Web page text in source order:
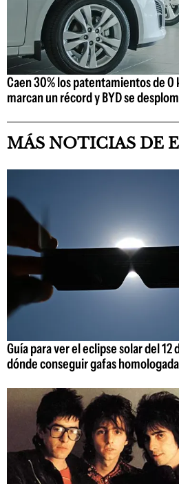
Caen 30% los patentamientos de
marcan un récord y BYD se
MÁS NOTICIAS DE
Guía para ver el eclipse solar del 12
dónde conseguir gafas